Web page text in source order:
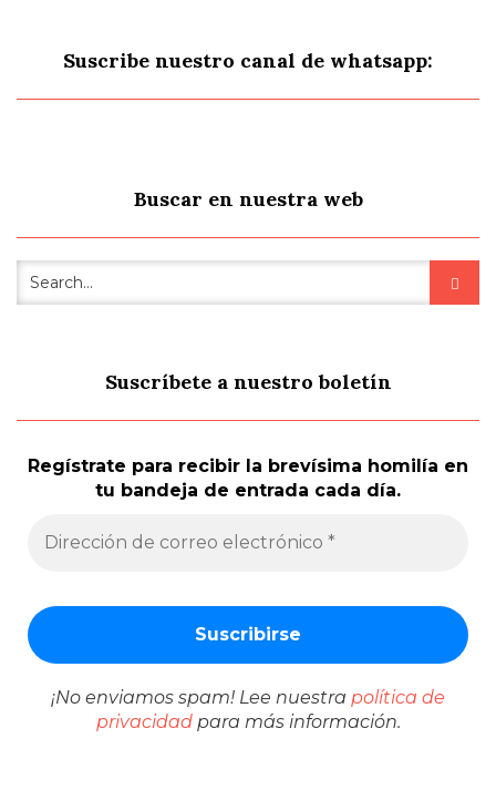
Suscribe nuestro canal de whatsapp:
Buscar en nuestra web
Suscríbete a nuestro boletín
Regístrate para recibir la brevísima homilía en
tu bandeja de entrada cada día.
¡No enviamos spam! Lee nuestra política de
privacidadpara más información.